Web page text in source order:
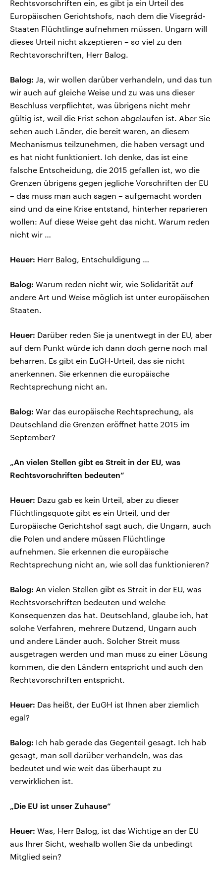
Rechtsvorschriften ein, es gibt ja ein Urteil des
Europäischen Gerichtshofs, nach dem die Visegrád-
Staaten Flüchtlinge aufnehmen müssen. Ungarn will
dieses Urteil nicht akzeptieren – so viel zu den
Rechtsvorschriften, Herr Balog.
Balog: Ja, wir wollen darüber verhandeln, und das tun
wir auch auf gleiche Weise und zu was uns dieser
Beschluss verpflichtet, was übrigens nicht mehr
gültig ist, weil die Frist schon abgelaufen ist. Aber Sie
sehen auch Länder, die bereit waren, an diesem
Mechanismus teilzunehmen, die haben versagt und
es hat nicht funktioniert. Ich denke, das ist eine
falsche Entscheidung, die 2015 gefallen ist, wo die
Grenzen übrigens gegen jegliche Vorschriften der EU
– das muss man auch sagen – aufgemacht worden
sind und da eine Krise entstand, hinterher reparieren
wollen: Auf diese Weise geht das nicht. Warum reden
nicht wir …
Heuer: Herr Balog, Entschuldigung …
Balog: Warum reden nicht wir, wie Solidarität auf
andere Art und Weise möglich ist unter europäischen
Staaten.
Heuer: Darüber reden Sie ja unentwegt in der EU, aber
auf dem Punkt würde ich dann doch gerne noch mal
beharren. Es gibt ein EuGH-Urteil, das sie nicht
anerkennen. Sie erkennen die europäische
Rechtsprechung nicht an.
Balog: War das europäische Rechtsprechung, als
Deutschland die Grenzen eröffnet hatte 2015 im
September?
„An vielen Stellen gibt es Streit in der EU, was
Rechtsvorschriften bedeuten“
Heuer: Dazu gab es kein Urteil, aber zu dieser
Flüchtlingsquote gibt es ein Urteil, und der
Europäische Gerichtshof sagt auch, die Ungarn, auch
die Polen und andere müssen Flüchtlinge
aufnehmen. Sie erkennen die europäische
Rechtsprechung nicht an, wie soll das funktionieren?
Balog: An vielen Stellen gibt es Streit in der EU, was
Rechtsvorschriften bedeuten und welche
Konsequenzen das hat. Deutschland, glaube ich, hat
solche Verfahren, mehrere Dutzend, Ungarn auch
und andere Länder auch. Solcher Streit muss
ausgetragen werden und man muss zu einer Lösung
kommen, die den Ländern entspricht und auch den
Rechtsvorschriften entspricht.
Heuer: Das heißt, der EuGH ist Ihnen aber ziemlich
egal?
Balog: Ich hab gerade das Gegenteil gesagt. Ich hab
gesagt, man soll darüber verhandeln, was das
bedeutet und wie weit das überhaupt zu
verwirklichen ist.
„Die EU ist unser Zuhause“
Heuer: Was, Herr Balog, ist das Wichtige an der EU
aus Ihrer Sicht, weshalb wollen Sie da unbedingt
Mitglied sein?